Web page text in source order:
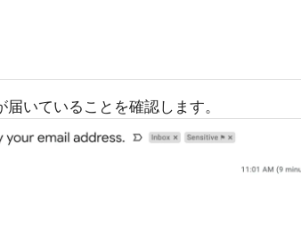
いていることを確認します。